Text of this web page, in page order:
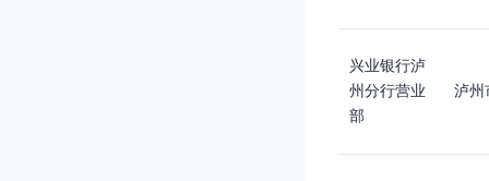
兴业银行泸
州分行营业
部
泸州